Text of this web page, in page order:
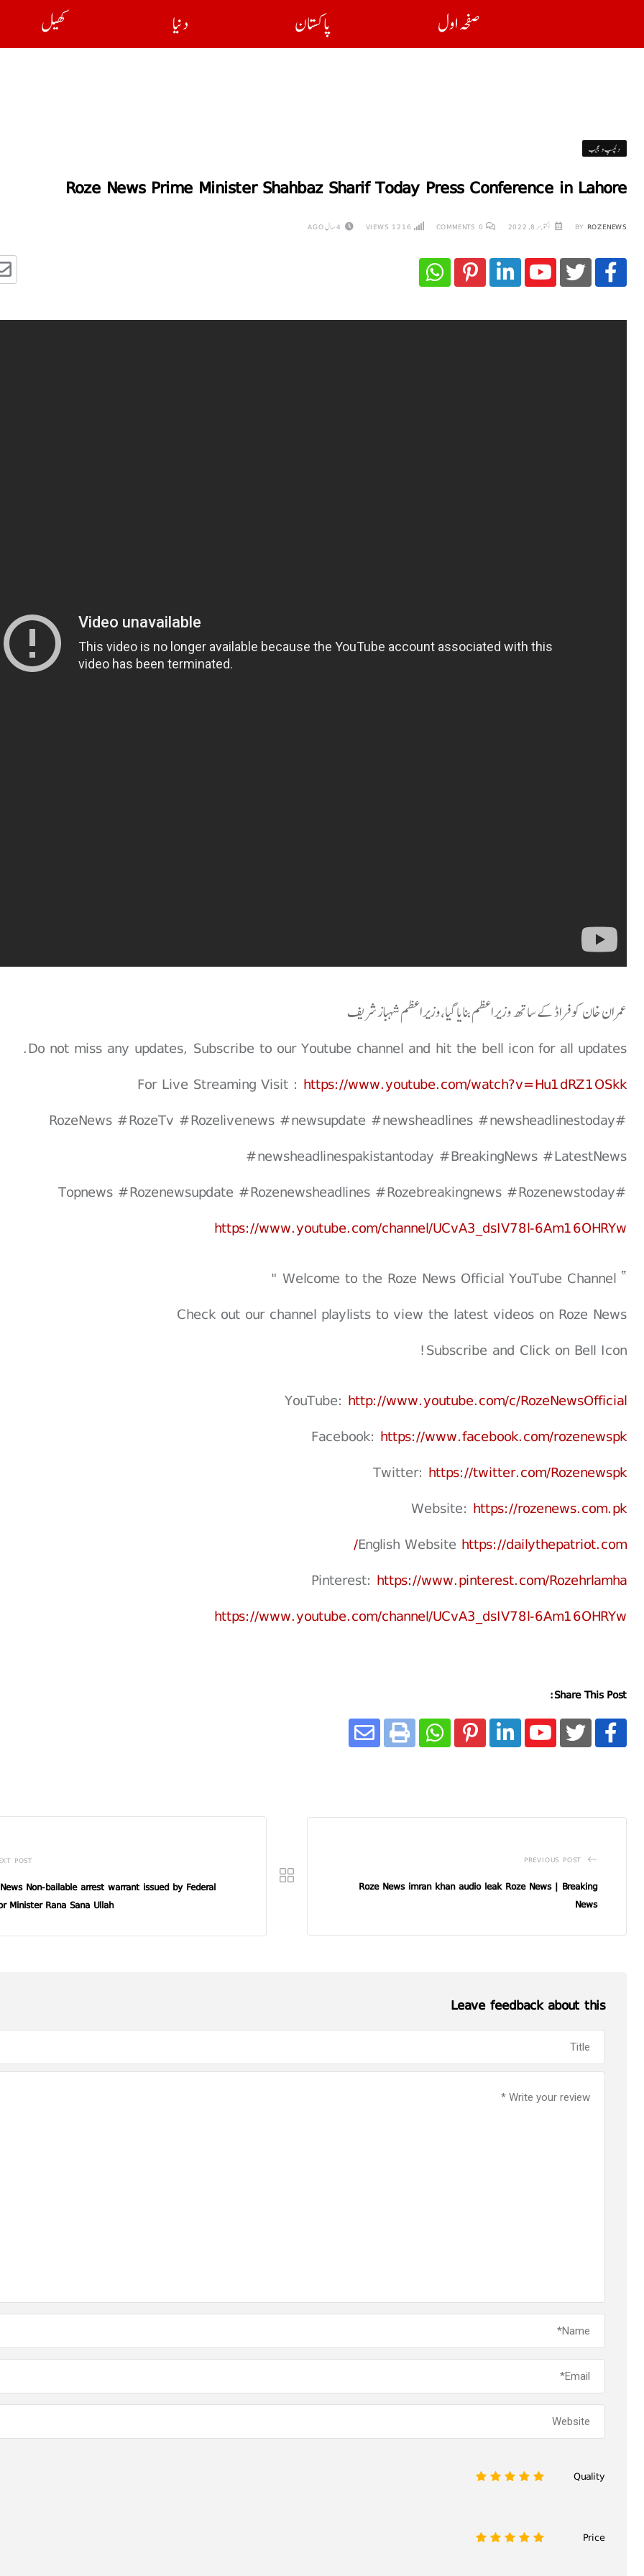
صفحہ اول پاکستان دنیا کھیل
دلچسپ و عجیب
Roze News Prime Minister Shahbaz Sharif Today Press Conference in Lahore
BY ROZENEWS اکتوبر 8, 2022 0
1216 4 سال AGO
عمران خان کو فراڈ کے ساتھ وزیراعظم بنایا گیا،وزیراعظم شہباز شریف
Do not miss any updates, Subscribe to our Youtube channel and hit the bell icon for all updates.
For Live Streaming Visit : https://www.youtube.com/watch?v=Hu1dRZ1OSkk
#RozeNews #RozeTv #Rozelivenews #newsupdate #newsheadlines #newsheadlinestoday
#newsheadlinespakistantoday #BreakingNews #LatestNews
#Topnews #Rozenewsupdate #Rozenewsheadlines #Rozebreakingnews #Rozenewstoday
https://www.youtube.com/channel/UCvA3_dsIV78l-6Am16OHRYw
” Welcome to the Roze News Official YouTube Channel "
Check out our channel playlists to view the latest videos on Roze News
Subscribe and Click on Bell Icon!
YouTube: http://www.youtube.com/c/RozeNewsOfficial
Facebook: https://www.facebook.com/rozenewspk
Twitter: https://twitter.com/Rozenewspk
Website: https://rozenews.com.pk
English Website https://dailythepatriot.com/
Pinterest: https://www.pinterest.com/Rozehrlamha
https://www.youtube.com/channel/UCvA3_dsIV78l-6Am16OHRYw
Share This Post:
PREVIOUS POST
Roze News imran khan audio leak Roze News | Breaking
News
POST
Non-bailable arrest warrant issued by Federal
Minister Rana Sana Ullah
Leave feedback about this
Quality
5
4
3
2
Price
5
4
3
2